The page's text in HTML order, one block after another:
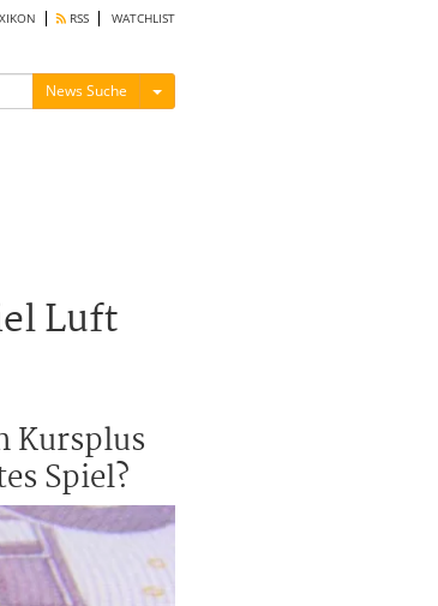
RSS WATCHLIST
News Suche Menü ein-/ausblenden
Luft
Kursplus
Spiel?